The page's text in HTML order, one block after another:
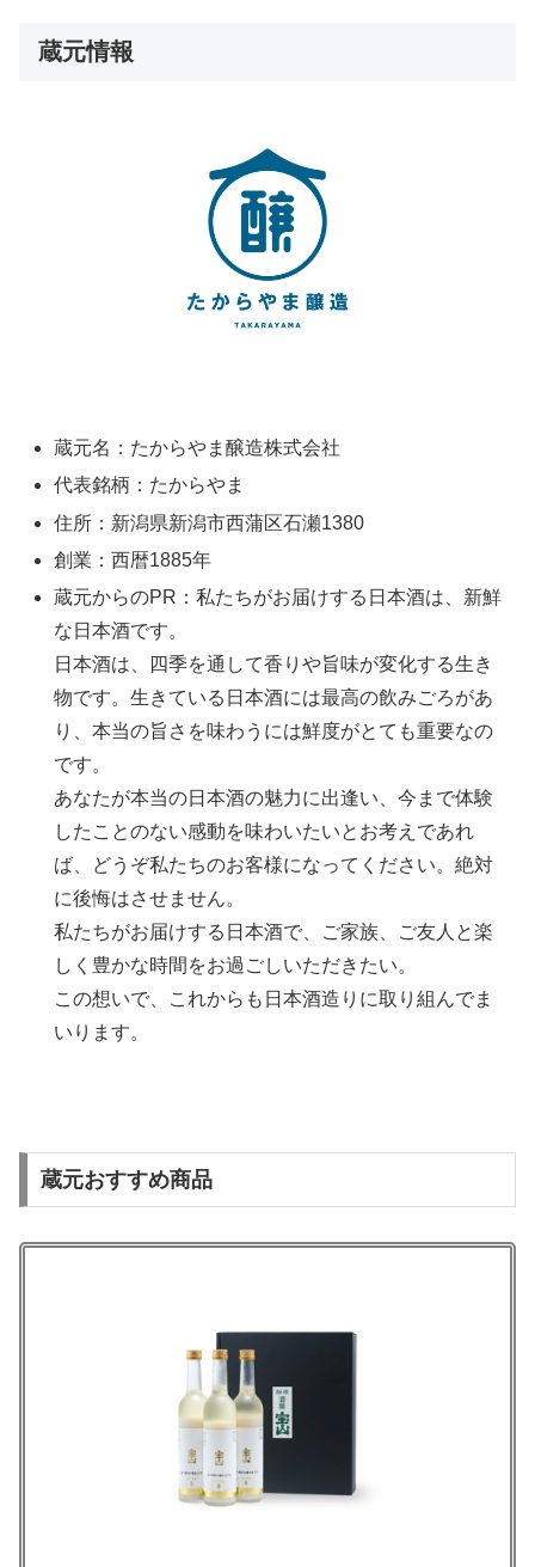
蔵元情報
蔵元名：たからやま醸造株式会社
代表銘柄：たからやま
住所：新潟県新潟市西蒲区石瀬1380
創業：西暦1885年
蔵元からのPR：私たちがお届けする日本酒は、新鮮
な日本酒です。
日本酒は、四季を通して香りや旨味が変化する生き
物です。生きている日本酒には最高の飲みごろがあ
り、本当の旨さを味わうには鮮度がとても重要なの
です。
あなたが本当の日本酒の魅力に出逢い、今まで体験
したことのない感動を味わいたいとお考えであれ
ば、どうぞ私たちのお客様になってください。絶対
に後悔はさせません。
私たちがお届けする日本酒で、ご家族、ご友人と楽
しく豊かな時間をお過ごしいただきたい。
この想いで、これからも日本酒造りに取り組んでま
いります。
蔵元おすすめ商品